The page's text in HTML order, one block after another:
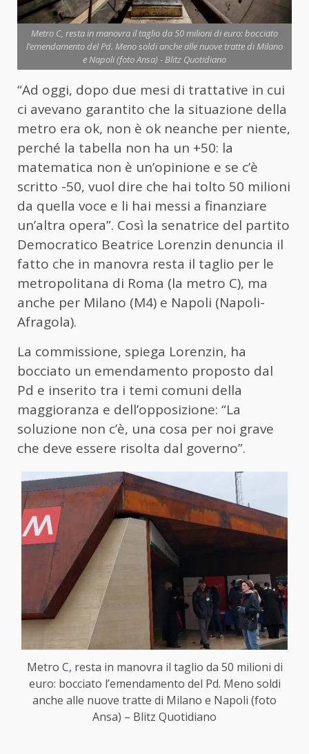
Metro C, resta in manovra il taglio da 50 milioni di euro: bocciato
l’emendamento del Pd. Meno soldi anche alle nuove tratte di Milano
e Napoli (foto Ansa) - Blitz Quotidiano
“Ad oggi, dopo due mesi di trattative in cui
ci avevano garantito che la situazione della
metro era ok, non è ok neanche per niente,
perché la tabella non ha un +50: la
matematica non è un’opinione e se c’è
scritto -50, vuol dire che hai tolto 50 milioni
da quella voce e li hai messi a finanziare
un’altra opera”. Così la senatrice del partito
Democratico Beatrice Lorenzin denuncia il
fatto che in manovra resta il taglio per le
metropolitana di Roma (la metro C), ma
anche per Milano (M4) e Napoli (Napoli-
Afragola).
La commissione, spiega Lorenzin, ha
bocciato un emendamento proposto dal
Pd e inserito tra i temi comuni della
maggioranza e dell’opposizione: “La
soluzione non c’è, una cosa per noi grave
che deve essere risolta dal governo”.
Metro C, resta in manovra il taglio da 50 milioni di
euro: bocciato l’emendamento del Pd. Meno soldi
anche alle nuove tratte di Milano e Napoli (foto
Ansa) – Blitz Quotidiano